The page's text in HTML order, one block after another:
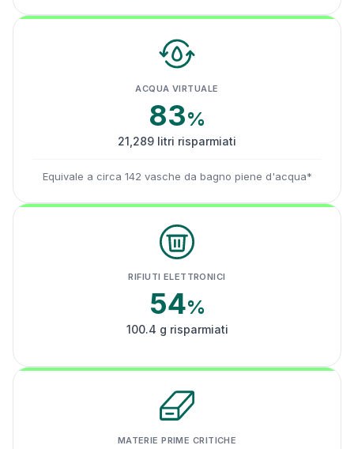
ACQUA VIRTUALE
83%
21,289 litri risparmiati
Equivale a circa 142 vasche da bagno piene d'acqua*
RIFIUTI ELETTRONICI
54%
100.4 g risparmiati
MATERIE PRIME CRITICHE